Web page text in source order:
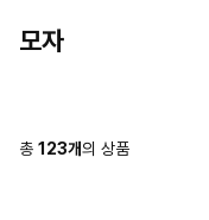
모자
총 123개의 상품